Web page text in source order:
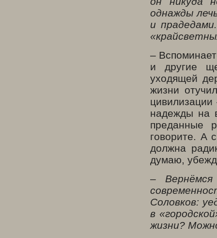
однажды
и
–
и другие
уходящей
жизни
надежды на
преданные
говорите. А
должна
думаю,
–
Соловков:
в
жизни?